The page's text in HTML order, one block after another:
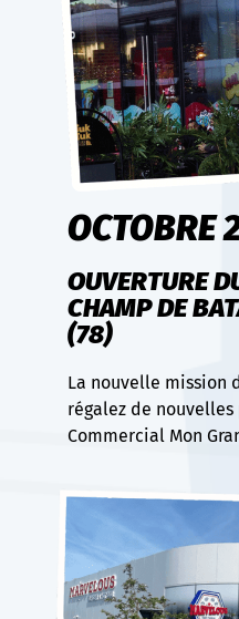
OCTOBRE
OUVERTURE
CHAMP DE
(78)
La nouvelle mission
régalez de
Commercial Mon